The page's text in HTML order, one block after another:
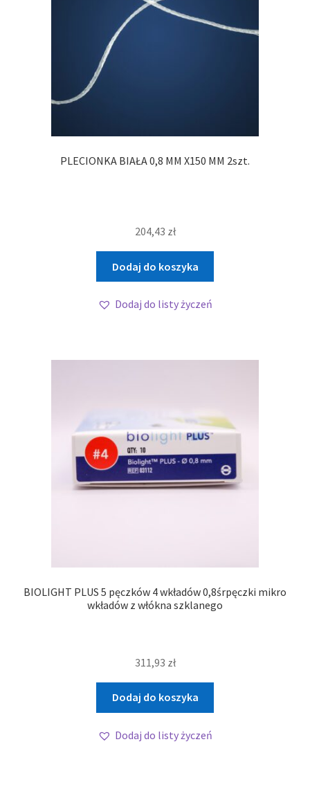
PLECIONKA BIAŁA 0,8 MM X150 MM 2szt.
204,43 zł
Dodaj do koszyka
Dodaj do listy życzeń
BIOLIGHT PLUS 5 pęczków 4 wkładów 0,8śrpęczki mikro
wkładów z włókna szklanego
311,93 zł
Dodaj do koszyka
Dodaj do listy życzeń